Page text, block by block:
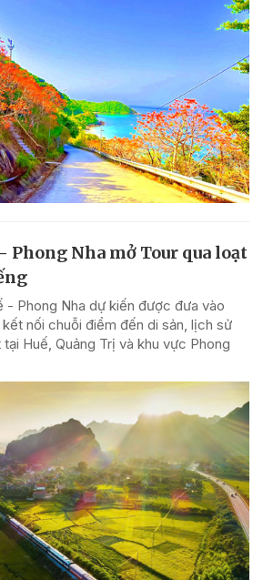
Phong Nha mở Tour qua loạt
- Phong Nha dự kiến được đưa vào
nối chuỗi điểm đến di sản, lịch sử
Huế, Quảng Trị và khu vực Phong